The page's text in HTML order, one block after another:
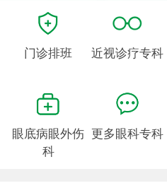
门诊排班 近视诊疗专科
眼底病眼外伤
科
更多眼科专科